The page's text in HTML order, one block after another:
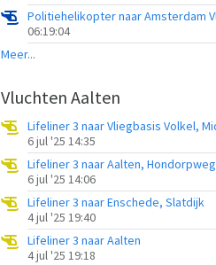
06:19:04
Meer...
Vluchten Aalten
6 jul '25 14:35
Lifeliner 3 naar Aalten, Hondorpweg
6 jul '25 14:06
Lifeliner 3 naar Enschede, Slatdijk
4 jul '25 19:40
Lifeliner 3 naar Aalten
4 jul '25 19:18